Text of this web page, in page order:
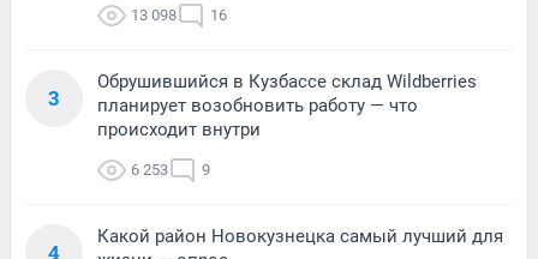
13 098 16
3
Обрушившийся в Кузбассе склад Wildberries
планирует возобновить работу — что
происходит внутри
6 253 9
4
Какой район Новокузнецка самый лучший для